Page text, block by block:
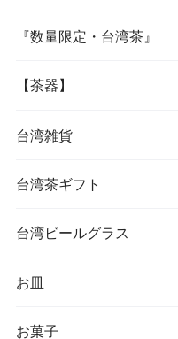
『数量限定・台湾茶』
【茶器】
台湾雑貨
台湾茶ギフト
台湾ビールグラス
お皿
お菓子